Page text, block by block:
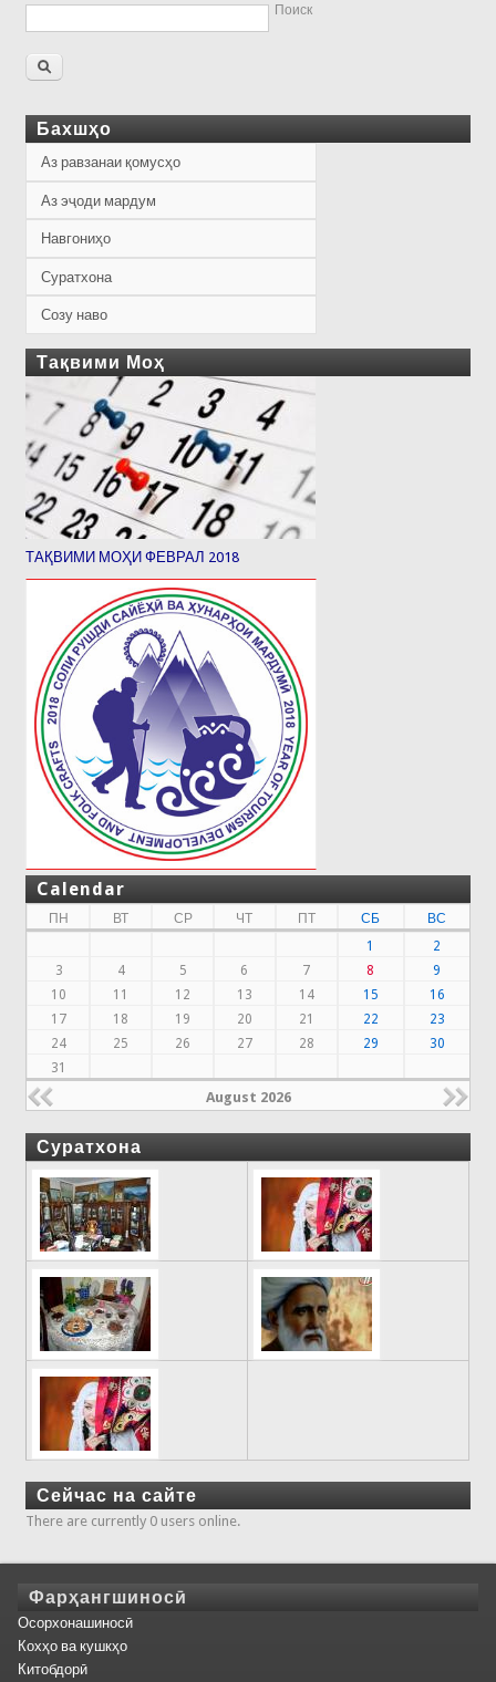
Поиск
Бахшҳо
Аз равзанаи қомусҳо
Аз эҷоди мардум
Навгониҳо
Суратхона
Созу наво
Тақвими Моҳ
ТАҚВИМИ МОҲИ ФЕВРАЛ 2018
Calendar
ПН ВТ СР ЧТ ПТ СБ
ВС
1
2
3
4 5 6 7 8
9
10
11 12 13 14 15
16
17
18 19 20 21 22
23
24
25 26 27 28 29
30
31
August 2026
Суратхона
Сейчас на сайте
There are currently 0 users online.
Фарҳангшиносӣ
Осорхонашиносӣ
Кохҳо ва кушкҳо
Китобдорӣ